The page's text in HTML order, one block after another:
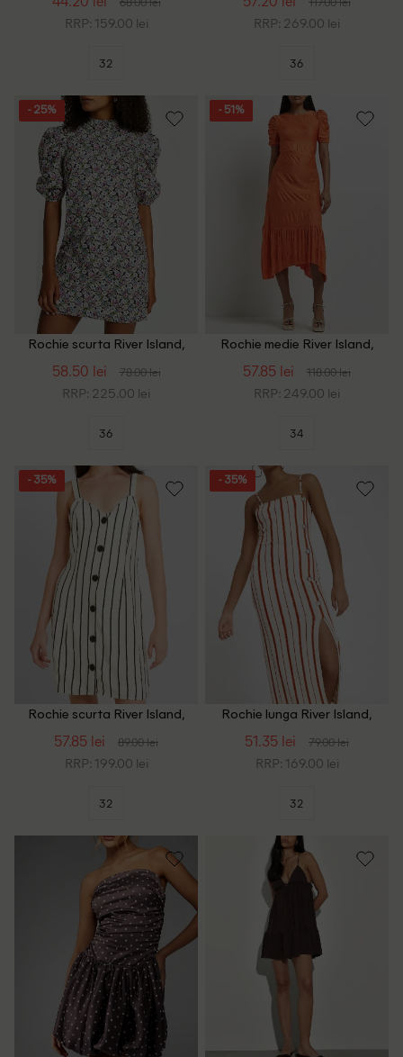
RRP: 159.00 lei
32
RRP: 269.00 lei
36
- 25%
Rochie scurta River Island,
58.50 lei 78.00 lei
RRP: 225.00 lei
36
- 51%
Rochie medie River Island,
57.85 lei 118.00 lei
RRP: 249.00 lei
34
- 35%
Rochie scurta River Island,
57.85 lei 89.00 lei
RRP: 199.00 lei
32
- 35%
Rochie lunga River Island,
51.35 lei 79.00 lei
RRP: 169.00 lei
32